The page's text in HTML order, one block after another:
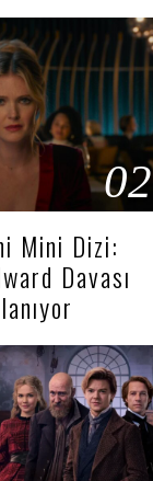
02
Mini Dizi:
Davası